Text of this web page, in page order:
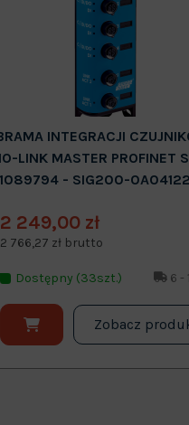
INTEGRACJI
IO-LINK MASTER PROFINET
1089794 - SIG200-
2 249,00 zł
2 766,27 zł brutto
Dostępny (33szt.) 6 -
Zobacz